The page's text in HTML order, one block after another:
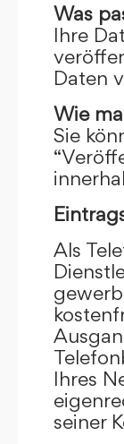
Was
Ihre
Daten
Wie
Sie
Als
Ihres
seiner